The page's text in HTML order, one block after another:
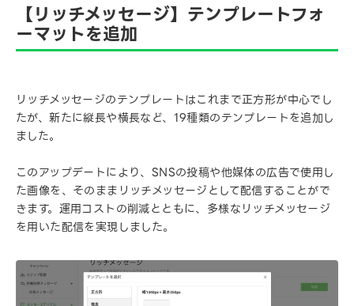
【リッチメッセージ】テンプレートフォ
ーマットを追加
リッチメッセージのテンプレートはこれまで正方形が中心でし
たが、新たに縦長や横長など、19種類のテンプレートを追加し
ました。
このアップデートにより、SNSの投稿や他媒体の広告で使用し
た画像を、そのままリッチメッセージとして配信することがで
きます。運用コストの削減とともに、多様なリッチメッセージ
を用いた配信を実現しました。